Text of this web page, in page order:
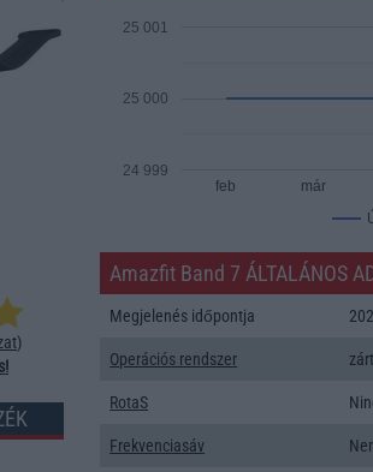
)
feb már
24 999
25 000
25 001
Amazfit Band 7 ÁLTALÁNOS
Megjelenés időpontja
Operációs rendszer zárt
RotaS
Frekvenciasáv